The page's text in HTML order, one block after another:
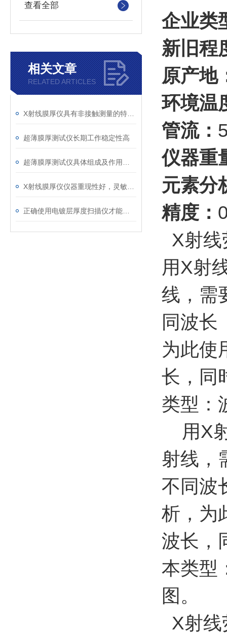
查看全部
相关文章
RELATED ARTICLES
超薄膜厚测试仪长期工作稳定性高
企业类
新旧程
原产地
环境温
管流：
仪器重
元素分
精度：
X射线
用X射
线，需
同波长
为此使
长，同
类型：
用X
射线，
不同波
析，为
波长，
本类型
图。
X射线